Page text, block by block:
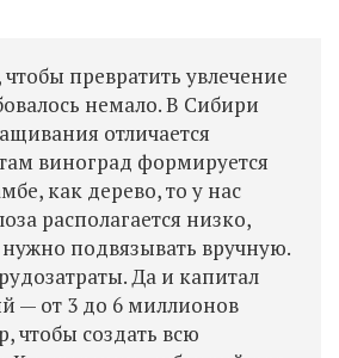
превратить увлечение
немало. В Сибири
отличается
виноград формируется
как дерево, то у нас
располагается низко,
подвязывать вручную.
Да и капитал
— от 3 до 6 миллионов
чтобы создать всю